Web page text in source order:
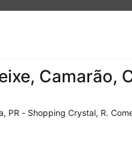
Camarão,
PR - Shopping Crystal, R.